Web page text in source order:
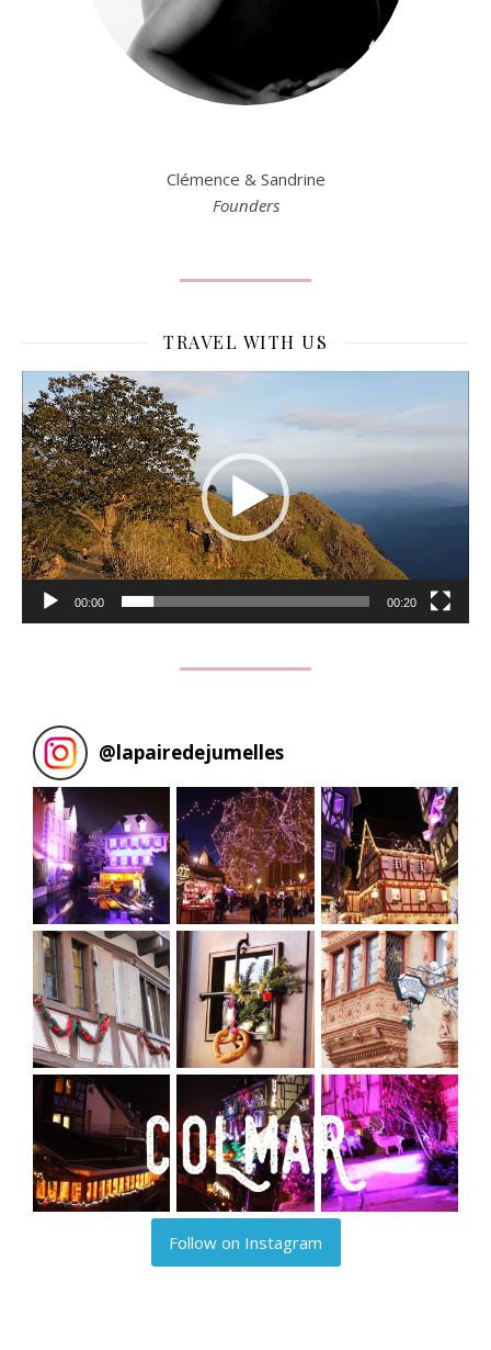
Clémence & Sandrine
Founders
TRAVEL WITH US
Lecteur
vidéo
00:00 00:20
@lapairedejumelles
Follow on Instagram